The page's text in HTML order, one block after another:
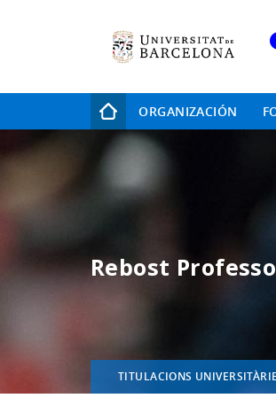
Navegación
principal
ORGANIZACIÓN
Rebost
TITULACIONS